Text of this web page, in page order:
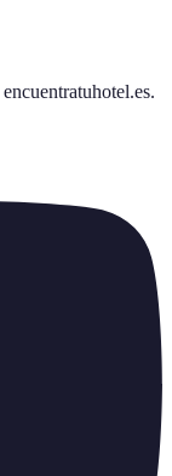
encuentratuhotel.es.